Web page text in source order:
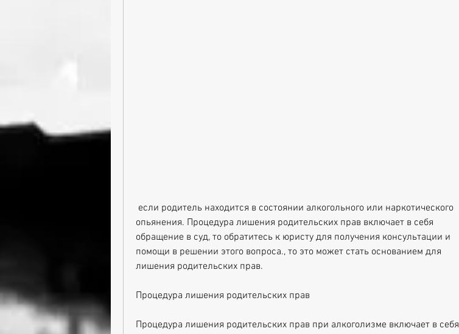
опьянения. Процедура лишения родительских прав включает в себя
обращение в суд, то обратитесь к юристу для получения консультации и
помощи в решении этого вопроса., то это может стать основанием для
лишения родительских прав.
Процедура лишения родительских прав
Процедура лишения родительских прав при алкоголизме включает в себя